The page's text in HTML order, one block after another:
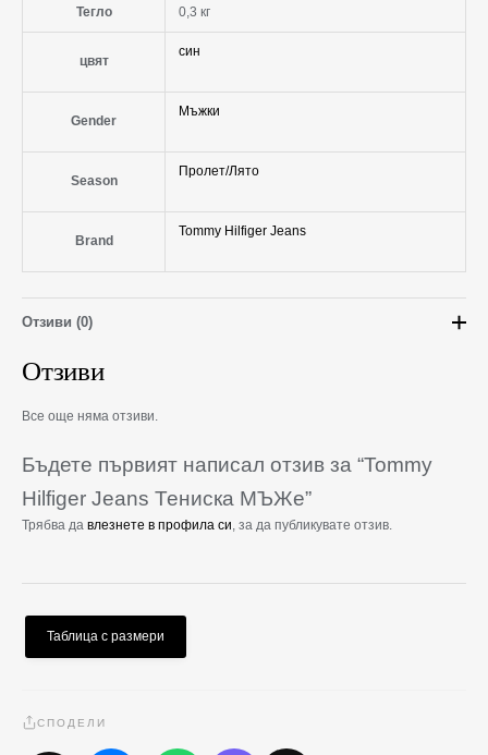
Тегло 0,3 кг
цвят
син
Gender
Мъжки
Season
Пролет/Лято
Brand
Tommy Hilfiger Jeans
Отзиви (0)
Отзиви
Все още няма отзиви.
Бъдете първият написал отзив за “Tommy
Hilfiger Jeans Тениска МЪЖe”
Трябва да влезнете в профила си, за да публикувате отзив.
Таблица с размери
СПОДЕЛИ